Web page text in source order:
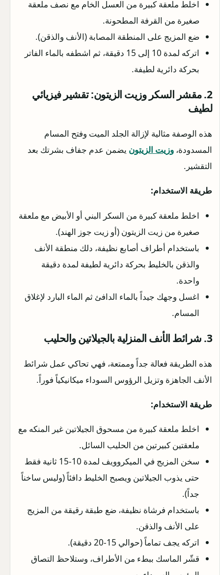
اخلط ملعقة كبيرة من العسل الخام مع نصف ملعقة
صغيرة من القرفة المطحونة.
ضع المزيج على المنطقة المصابة (الأنف والذقن).
اتركه لمدة 10 إلى 15 دقيقة، ثم اشطفه بالماء الفاتر
بحركة دائرية لطيفة.
2. مقشر السكر وزيت الزيتون: تقشير فيزيائي
لطيف
هذه الوصفة مثالية لإزالة الجلد الميت وفتح المسام
المسدودة، وزيت الزيتون يضمن عدم جفاف بشرتك بعد
التقشير.
طريقة الاستخدام:
اخلط ملعقة كبيرة من السكر البني أو الأبيض مع ملعقة
صغيرة من زيت الزيتون (أو زيت جوز الهند).
باستخدام أطراف أصابع نظيفة، دلك منطقة الأنف
والذقن بالخليط بحركة دائرية لطيفة لمدة دقيقة
واحدة.
اغسل وجهك جيداً بالماء الدافئ ثم الماء البارد لإغلاق
المسام.
3. شرائط الأنف المنزلية بالجيلاتين والحليب
هذه الطريقة فعالة جداً وممتعة، فهي تحاكي عمل شرائط
الأنف الجاهزة وتزيل الرؤوس السوداء ميكانيكياً فوراً.
طريقة الاستخدام:
اخلط ملعقة كبيرة من مسحوق الجيلاتين غير المنكه مع
ملعقتين كبيرتين من الحليب السائل.
سخن المزيج في الميكروويف لمدة 10-15 ثانية فقط
حتى يذوب الجيلاتين ويصبح الخليط دافئاً (وليس ساخناً
جداً).
باستخدام فرشاة نظيفة، ضع طبقة رقيقة من المزيج
على الأنف والذقن.
اتركه يجف تماماً (حوالي 15-20 دقيقة).
قشّر الماسك ببطء من الأطراف، وستلاحظ التصاق